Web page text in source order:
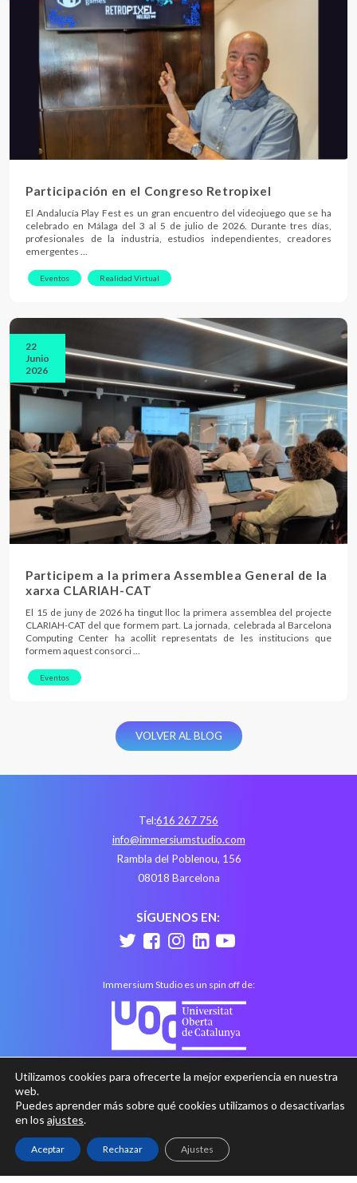
Participación en el Congreso Retropixel
El Andalucía Play Fest es un gran encuentro del videojuego que se ha
celebrado en Málaga del 3 al 5 de julio de 2026. Durante tres días,
profesionales de la industria, estudios independientes, creadores
emergentes …
Eventos Realidad Virtual
22
Junio
2026
Participem a la primera Assemblea General de la
xarxa CLARIAH-CAT
El 15 de juny de 2026 ha tingut lloc la primera assemblea del projecte
CLARIAH-CAT del que formem part. La jornada, celebrada al Barcelona
Computing Center ha acollit representats de les institucions que
formem aquest consorci …
Eventos
VOLVER AL BLOG
Tel:616 267 756
info@immersiumstudio.com
Rambla del Poblenou, 156
08018 Barcelona
SÍGUENOS EN:
Immersium Studio es un spin off de:
Aviso legal Política de privacidad Política de cookies
Utilizamos cookies para ofrecerte la mejor experiencia en nuestra
web.
Puedes aprender más sobre qué cookies utilizamos o desactivarlas
en los ajustes.
Aceptar Rechazar Ajustes